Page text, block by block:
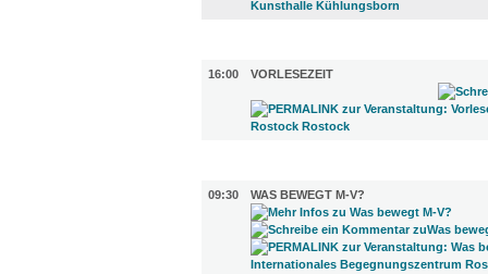
16:00
VORLESEZEIT
09:30
WAS BEWEGT M-V?